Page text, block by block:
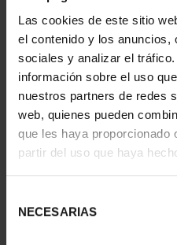
Las cookies de este sitio
el contenido y los anuncios,
sociales y analizar el
información sobre el uso
nuestros partners de redes
web, quienes pueden
que les haya proporcionado
partir del uso que haya
NECESARIAS